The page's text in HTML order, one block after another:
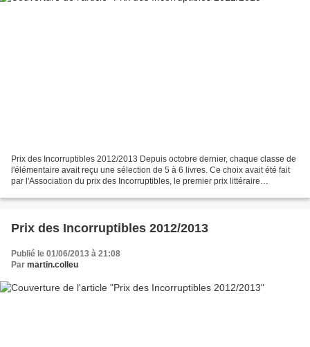
Prix des Incorruptibles 2012/2013 Depuis octobre dernier, chaque classe de
l'élémentaire avait reçu une sélection de 5 à 6 livres. Ce choix avait été fait
par l'Association du prix des Incorruptibles, le premier prix littéraire
Prix des Incorruptibles 2012/2013
Publié le 01/06/2013 à 21:08
Par martin.colleu